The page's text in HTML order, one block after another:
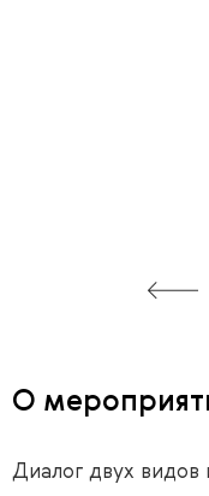
О
Диалог двух видов